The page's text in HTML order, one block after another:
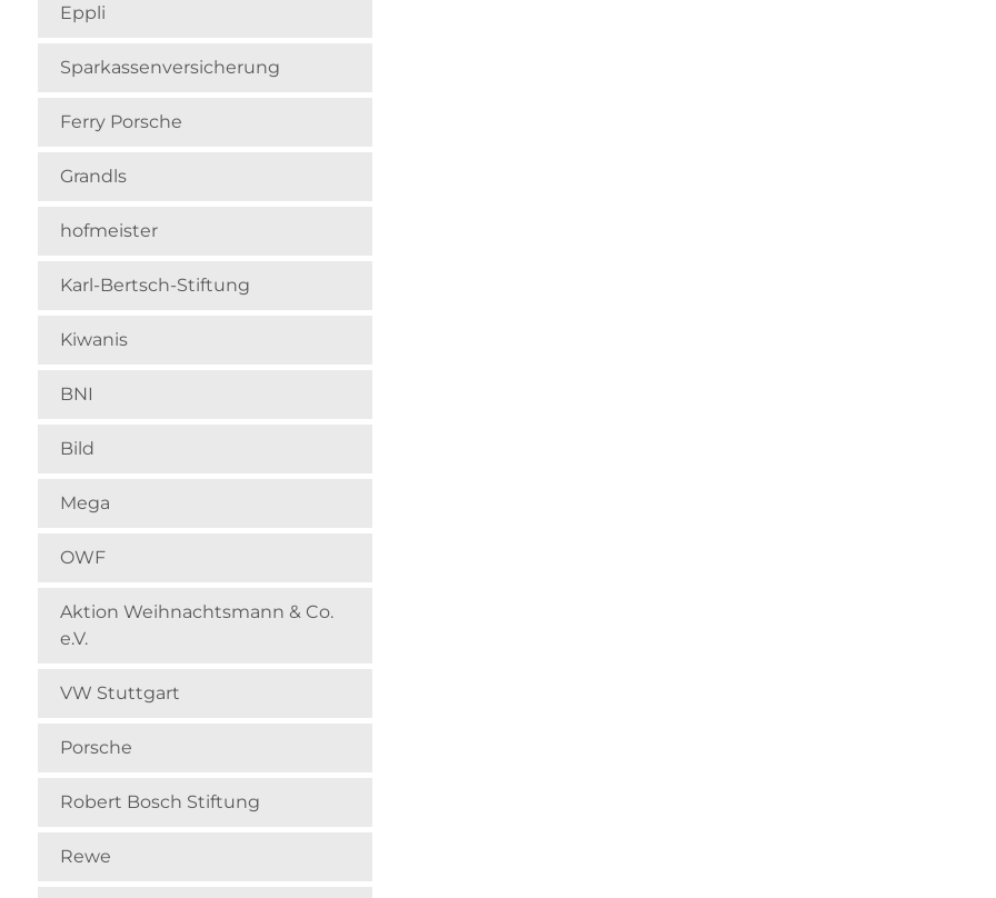
Eppli
Sparkassenversicherung
Ferry Porsche
Grandls
hofmeister
Karl-Bertsch-Stiftung
Kiwanis
BNI
Bild
Mega
OWF
Aktion Weihnachts­mann & Co.
e.V.
VW Stuttgart
Porsche
Robert Bosch Stiftung
Rewe